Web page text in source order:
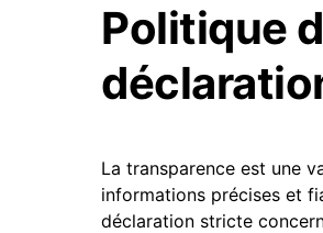
Politique
La transparence est une
informations précises et
déclaration stricte